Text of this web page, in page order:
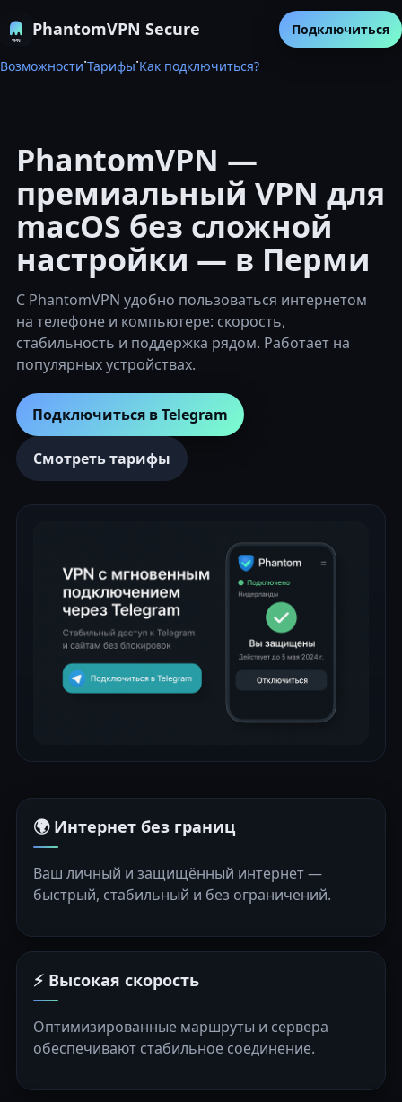
PhantomVPN Secure
Возможности·Тарифы·Как подключиться?
Подключиться
PhantomVPN —
премиальный VPN для
macOS без сложной
настройки — в Перми
С PhantomVPN удобно пользоваться интернетом
на телефоне и компьютере: скорость,
стабильность и поддержка рядом. Работает на
популярных устройствах.
Подключиться в Telegram
Смотреть тарифы
🌍 Интернет без границ
Ваш личный и защищённый интернет —
быстрый, стабильный и без ограничений.
⚡ Высокая скорость
Оптимизированные маршруты и сервера
обеспечивают стабильное соединение.